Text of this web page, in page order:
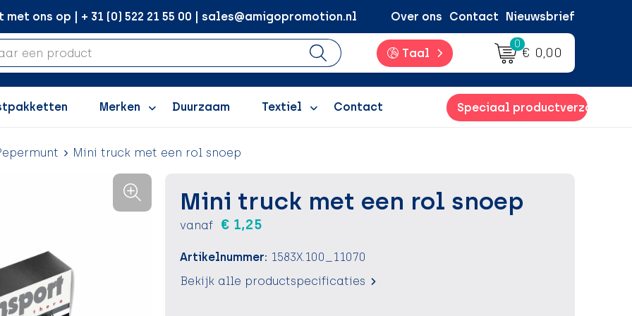
ons op | + 31 (0) 522 21 55 00 | sales@amigopromotion.nl Over ons Contact Nieuwsbrief
Taal
0
€ 0,00
Merken Duurzaam Textiel Contact Speciaal productverzoek
Mini truck met een rol snoep
Mini truck met een rol snoep
vanaf € 1,25
Artikelnummer: 1583X.100_11070
Bekijk alle productspecificaties